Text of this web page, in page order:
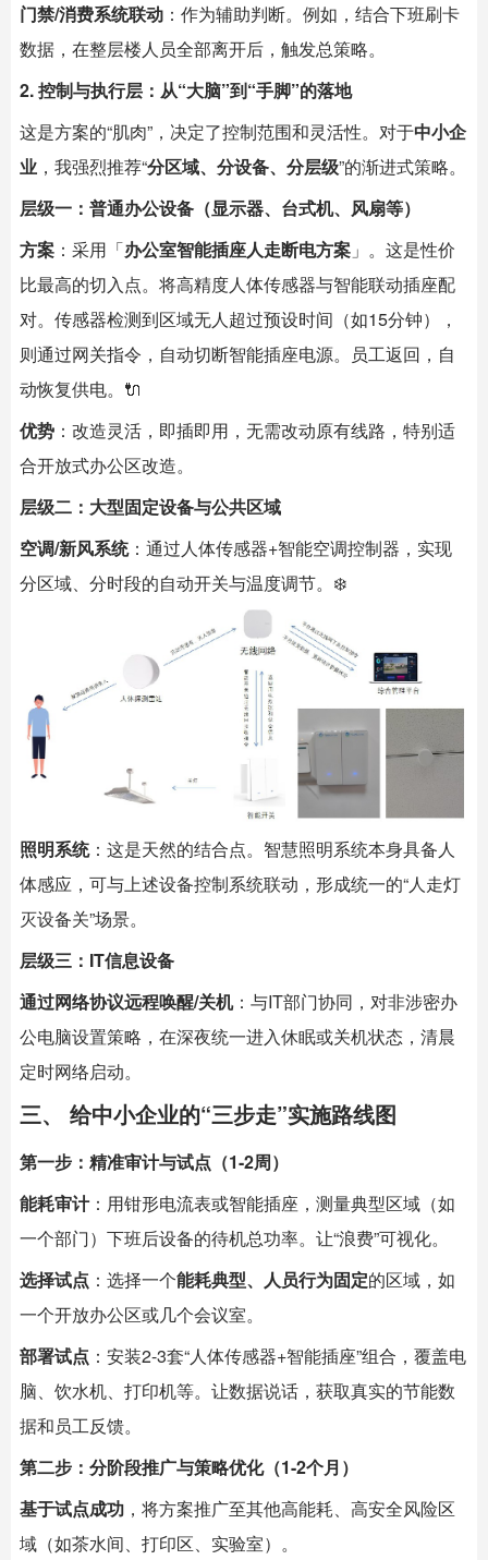
门禁/消费系统联动 ：作为辅助判断。例如，结合下班刷卡
数据，在整层楼人员全部离开后，触发总策略。
2. 控制与执行层：从“大脑”到“手脚”的落地
这是方案的“肌肉”，决定了控制范围和灵活性。对于中小企
业 ，我强烈推荐“分区域、分设备、分层级”的渐进式策略。
层级一：普通办公设备（显示器、台式机、风扇等）
方案 ：采用「办公室智能插座人走断电方案 」。这是性价
比最高的切入点。将高精度人体传感器与智能联动插座配
对。传感器检测到区域无人超过预设时间（如15分钟），
则通过网关指令，自动切断智能插座电源。员工返回，自
动恢复供电。🔌
优势 ：改造灵活，即插即用，无需改动原有线路，特别适
合开放式办公区改造。
层级二：大型固定设备与公共区域
空调/新风系统：通过人体传感器+智能空调控制器，实现
分区域、分时段的自动开关与温度调节。❄️
照明系统：这是天然的结合点。智慧照明系统本身具备人
体感应，可与上述设备控制系统联动，形成统一的“人走灯
灭设备关”场景。
层级三：IT信息设备
通过网络协议远程唤醒/关机：与IT部门协同，对非涉密办
公电脑设置策略，在深夜统一进入休眠或关机状态，清晨
定时网络启动。
三、 给中小企业的“三步走”实施路线图
第一步：精准审计与试点（1-2周）
能耗审计：用钳形电流表或智能插座 ，测量典型区域（如
一个部门）下班后设备的待机总功率。让“浪费”可视化。
选择试点 ：选择一个能耗典型、人员行为固定的区域，如
一个开放办公区或几个会议室。
部署试点 ：安装2-3套“人体传感器+智能插座”组合，覆盖电
脑、饮水机、打印机等。让数据说话，获取真实的节能数
据和员工反馈。
第二步：分阶段推广与策略优化（1-2个月）
基于试点成功 ，将方案推广至其他高能耗、高安全风险区
域（如茶水间、打印区、实验室）。